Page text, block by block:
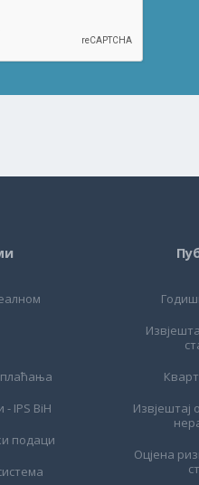
IPS BiH
подаци
Извјештај
Оцјена